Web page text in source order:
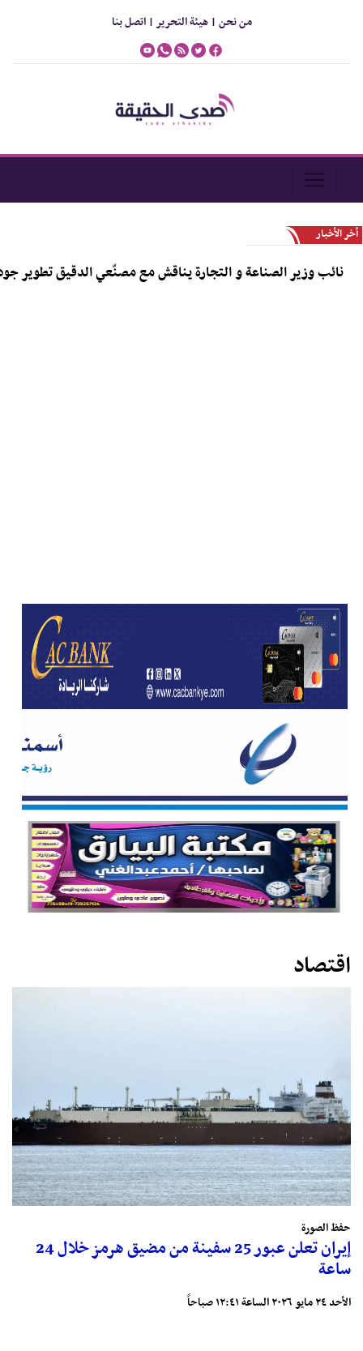
من نحن |هيئة التحرير |اتصل بنا
أخر الأخبار
وزير الصناعة و التجارة يناقش مع مصنّعي الدقيق تطوير جودة
اقتصاد
حفظ الصورة
إيران تعلن عبور 25 سفينة من مضيق هرمز خلال 24
ساعة
الأحد ٢٤ مايو ٢٠٢٦ الساعة ١٢:٤١ صباحاً